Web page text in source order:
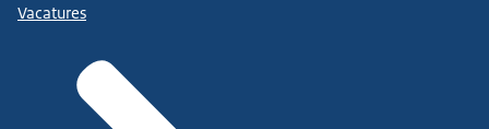
Vacatures